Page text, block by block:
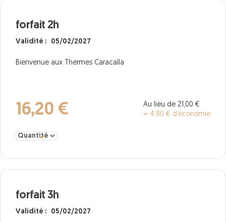
forfait 2h
Validité : 05/02/2027
Bienvenue aux Thermes Caracalla
16,20 €
Au lieu de 21,00 €
= 4,80 € d’économie
Sélectionner la quantité pour forfait 2h
forfait 3h
Validité : 05/02/2027